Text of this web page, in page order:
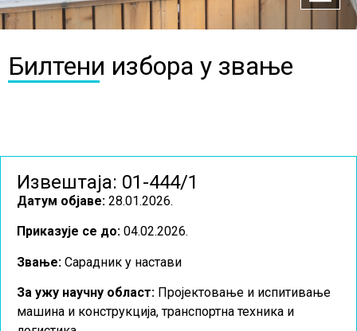
Билтени избора у звање
Извештаја: 01-444/1
Датум објаве: 28.01.2026.
Приказује се до: 04.02.2026.
Звање: Сарадник у настави
За ужу научну област: Пројектовање и испитивање
машина и конструкција, транспортна техника и